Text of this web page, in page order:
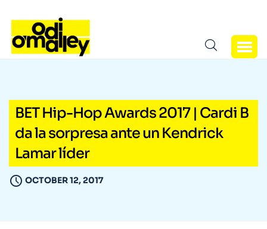
BET Hip-Hop Awards 2017 | Cardi B
da la sorpresa ante un Kendrick
Lamar líder
OCTOBER 12, 2017